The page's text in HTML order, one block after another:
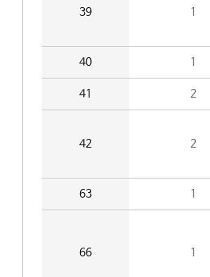
39 1
40 1
41 2
42 2
63 1
66 1